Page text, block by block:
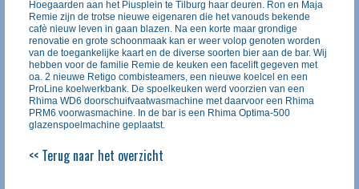
Hoegaarden aan het Piusplein te Tilburg haar deuren. Ron en Maja
Remie zijn de trotse nieuwe eigenaren die het vanouds bekende
cafè nieuw leven in gaan blazen. Na een korte maar grondige
renovatie en grote schoonmaak kan er weer volop genoten worden
van de toegankelijke kaart en de diverse soorten bier aan de bar. Wij
hebben voor de familie Remie de keuken een facelift gegeven met
oa. 2 nieuwe Retigo combisteamers, een nieuwe koelcel en een
ProLine koelwerkbank. De spoelkeuken werd voorzien van een
Rhima WD6 doorschuifvaatwasmachine met daarvoor een Rhima
PRM6 voorwasmachine. In de bar is een Rhima Optima-500
glazenspoelmachine geplaatst.
<< Terug naar het overzicht